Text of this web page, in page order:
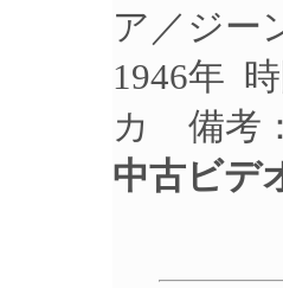
ア／ジー
1946年
カ 備考
中古ビデ